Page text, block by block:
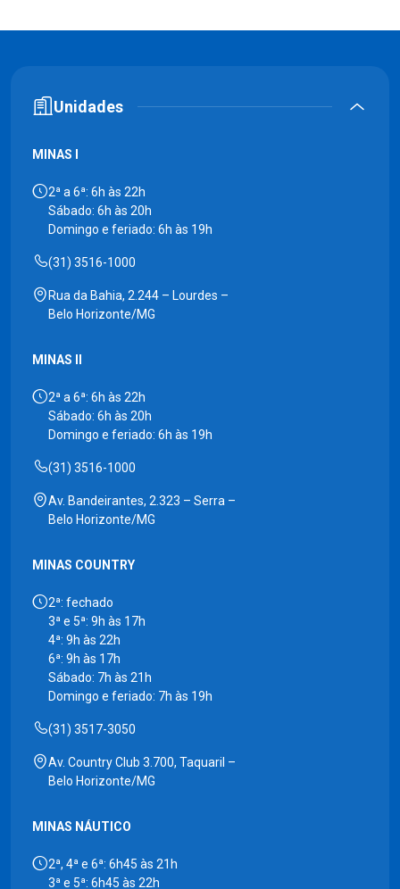
Unidades
MINAS I
2ª a 6ª: 6h às 22h
Sábado: 6h às 20h
Domingo e feriado: 6h às 19h
(31) 3516-1000
Rua da Bahia, 2.244 – Lourdes –
Belo Horizonte/MG
MINAS II
2ª a 6ª: 6h às 22h
Sábado: 6h às 20h
Domingo e feriado: 6h às 19h
(31) 3516-1000
Av. Bandeirantes, 2.323 – Serra –
Belo Horizonte/MG
MINAS COUNTRY
2ª: fechado
3ª e 5ª: 9h às 17h
4ª: 9h às 22h
6ª: 9h às 17h
Sábado: 7h às 21h
Domingo e feriado: 7h às 19h
(31) 3517-3050
Av. Country Club 3.700, Taquaril –
Belo Horizonte/MG
MINAS NÁUTICO
2ª, 4ª e 6ª: 6h45 às 21h
3ª e 5ª: 6h45 às 22h